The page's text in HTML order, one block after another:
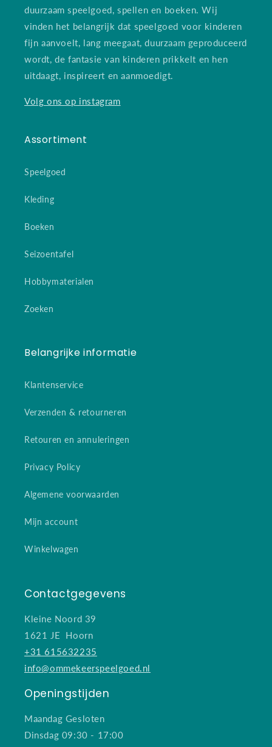
duurzaam speelgoed, spellen en boeken. Wij
vinden het belangrijk dat speelgoed voor kinderen
fijn aanvoelt, lang meegaat, duurzaam geproduceerd
wordt, de fantasie van kinderen prikkelt en hen
uitdaagt, inspireert en aanmoedigt.
Volg ons op instagram
Assortiment
Speelgoed
Kleding
Boeken
Seizoentafel
Hobbymaterialen
Zoeken
Belangrijke informatie
Klantenservice
Verzenden & retourneren
Retouren en annuleringen
Privacy Policy
Algemene voorwaarden
Mijn account
Winkelwagen
Contactgegevens
Kleine Noord 39
1621 JE Hoorn
+31 615632235
info@ommekeerspeelgoed.nl
Openingstijden
Maandag Gesloten
Dinsdag 09:30 - 17:00